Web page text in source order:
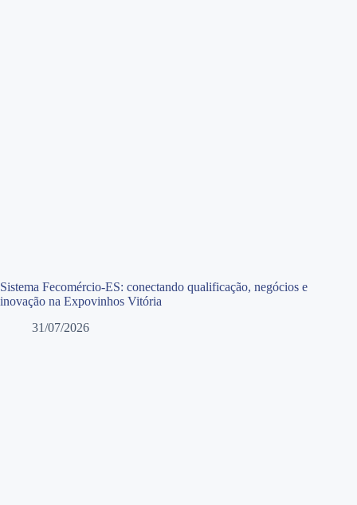
Sistema Fecomércio-ES: conectando qualificação, negócios e
inovação na Expovinhos Vitória
31/07/2026